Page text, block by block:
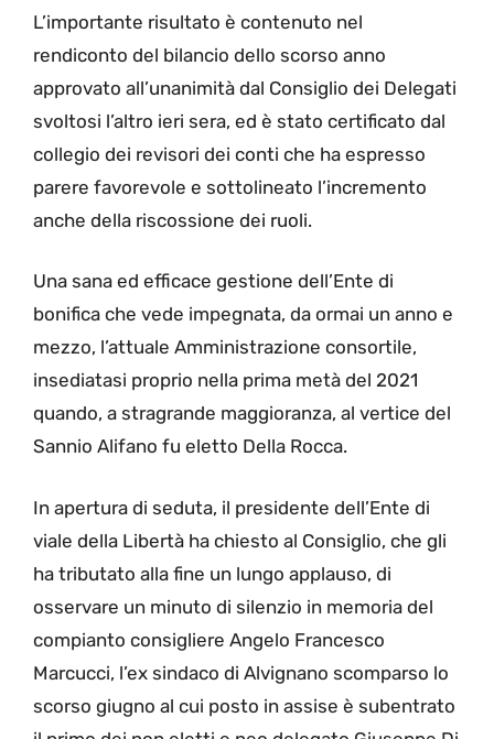
L’importante risultato è contenuto nel
rendiconto del bilancio dello scorso anno
approvato all’unanimità dal Consiglio dei Delegati
svoltosi l’altro ieri sera, ed è stato certificato dal
collegio dei revisori dei conti che ha espresso
parere favorevole e sottolineato l’incremento
anche della riscossione dei ruoli.
Una sana ed efficace gestione dell’Ente di
bonifica che vede impegnata, da ormai un anno e
mezzo, l’attuale Amministrazione consortile,
insediatasi proprio nella prima metà del 2021
quando, a stragrande maggioranza, al vertice del
Sannio Alifano fu eletto Della Rocca.
In apertura di seduta, il presidente dell’Ente di
viale della Libertà ha chiesto al Consiglio, che gli
ha tributato alla fine un lungo applauso, di
osservare un minuto di silenzio in memoria del
compianto consigliere Angelo Francesco
Marcucci, l’ex sindaco di Alvignano scomparso lo
scorso giugno al cui posto in assise è subentrato